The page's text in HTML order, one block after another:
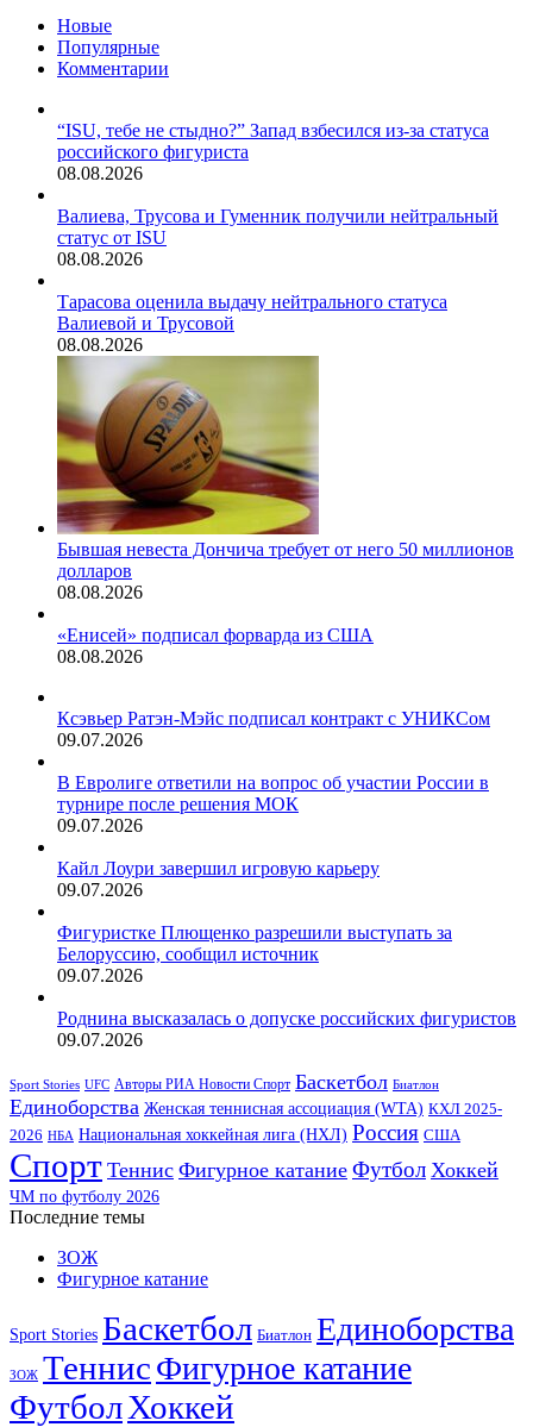
Новые
Популярные
Комментарии
“ISU, тебе не стыдно?” Запад взбесился из-за статуса
российского фигуриста
08.08.2026
Валиева, Трусова и Гуменник получили нейтральный
статус от ISU
08.08.2026
Тарасова оценила выдачу нейтрального статуса
Валиевой и Трусовой
08.08.2026
Бывшая невеста Дончича требует от него 50 миллионов
долларов
08.08.2026
«Енисей» подписал форварда из США
08.08.2026
Ксэвьер Ратэн-Мэйс подписал контракт с УНИКСом
09.07.2026
В Евролиге ответили на вопрос об участии России в
турнире после решения МОК
09.07.2026
Кайл Лоури завершил игровую карьеру
09.07.2026
Фигуристке Плющенко разрешили выступать за
Белоруссию, сообщил источник
09.07.2026
Роднина высказалась о допуске российских фигуристов
09.07.2026
Sport Stories UFC Авторы РИА Новости Спорт Баскетбол Биатлон
Единоборства Женская теннисная ассоциация (WTA) КХЛ 2025-
2026 НБА Национальная хоккейная лига (НХЛ) Россия США
Спорт Теннис Фигурное катание Футбол Хоккей
ЧМ по футболу 2026
Последние темы
ЗОЖ
Фигурное катание
Sport Stories Баскетбол Биатлон Единоборства
ЗОЖ ТеннисФигурное катание
ФутболХоккей